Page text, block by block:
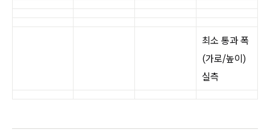
최소 통과 폭
(가로/높이)
실측